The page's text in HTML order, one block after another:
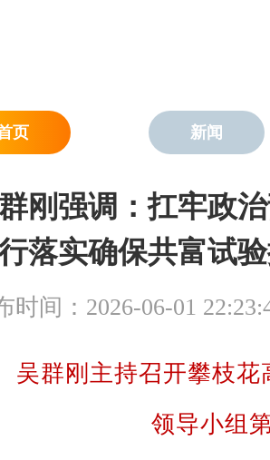
页 新闻
刚强调：扛牢政
落实确保共富试
时间：2026-06-01
吴群刚主持召开攀枝
领导小组